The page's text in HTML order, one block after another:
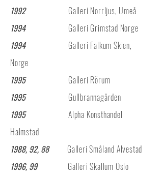
1992 Galleri Norrljus, Umeå
1994 Galleri Grimstad Norge
1994 Galleri Falkum Skien,
Norge
1995 Galleri Rörum
1995 Gullbrannagården
1995 Alpha Konsthandel
Halmstad
1988, 92, 88 Galleri Småland Alvestad
1996, 99 Galleri Skallum Oslo